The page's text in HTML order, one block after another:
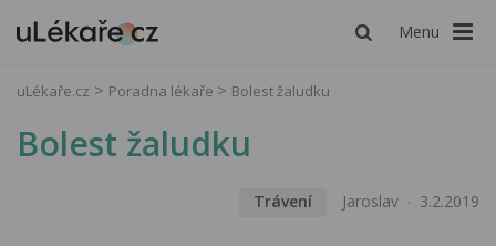
Menu
uLékaře.cz Poradna lékaře Bolest žaludku
Bolest žaludku
Trávení Jaroslav 3.2.2019